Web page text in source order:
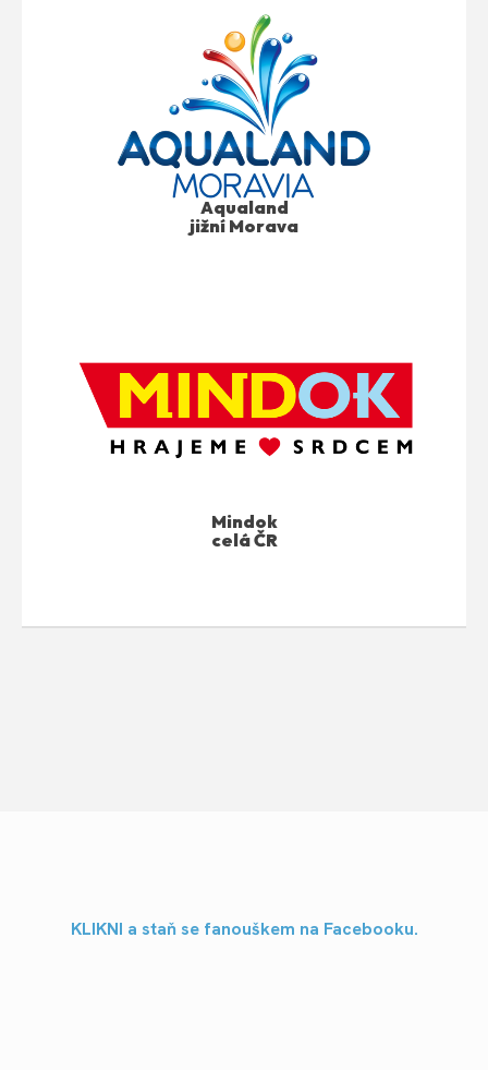
Aqualand
jižní Morava
Mindok
celá ČR
KLIKNI a staň se fanouškem na Facebooku.